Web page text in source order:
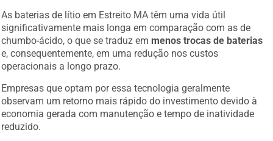
As baterias de lítio em Estreito MA têm uma vida útil
significativamente mais longa em comparação com as de
chumbo-ácido, o que se traduz em menos trocas de baterias
e, consequentemente, em uma redução nos custos
operacionais a longo prazo.
Empresas que optam por essa tecnologia geralmente
observam um retorno mais rápido do investimento devido à
economia gerada com manutenção e tempo de inatividade
reduzido.